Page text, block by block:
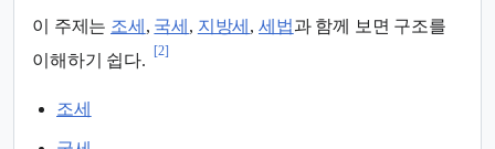
이 주제는 조세 , 국세 , 지방세 ,세법과 함께 보면 구조를
이해하기 쉽다.
[2]
조세